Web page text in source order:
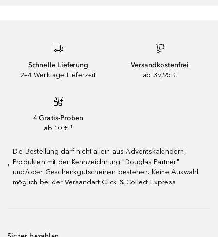
Schnelle Lieferung
2–4 Werktage Lieferzeit
Versandkostenfrei
ab 39,95 €
4 Gratis-Proben
ab 10 € ¹
¹
Die Bestellung darf nicht allein aus Adventskalendern,
Produkten mit der Kennzeichnung "Douglas Partner"
und/oder Geschenkgutscheinen bestehen. Keine Auswahl
möglich bei der Versandart Click & Collect Express